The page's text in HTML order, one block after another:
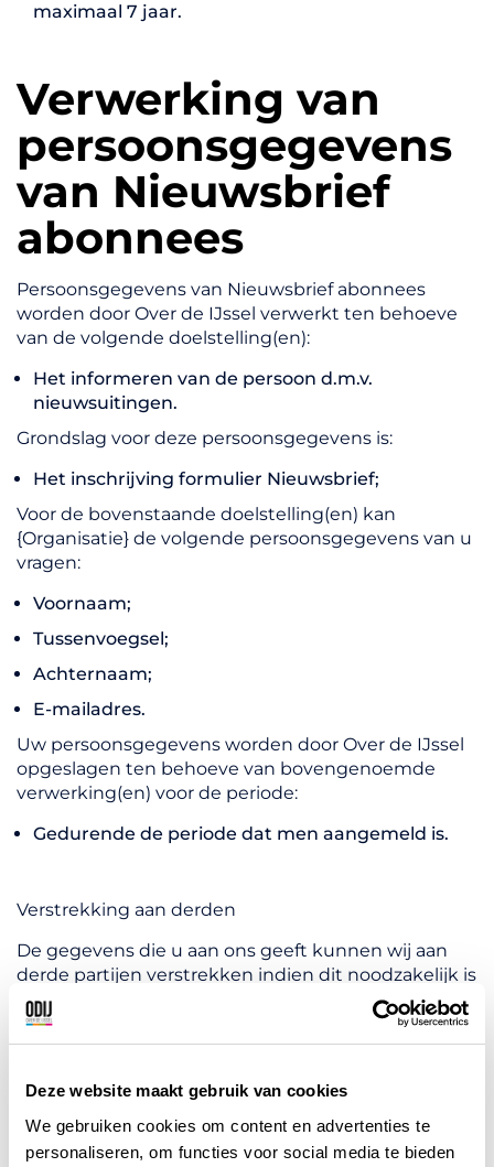
Deze website maakt gebruik van cookies
We gebruiken cookies om content en advertenties te
personaliseren, om functies voor social media te bieden
maximaal 7 jaar.
Verwerking van
persoonsgegevens
van Nieuwsbrief
abonnees
Persoonsgegevens van Nieuwsbrief abonnees
worden door Over de IJssel verwerkt ten behoeve
van de volgende doelstelling(en):
Het informeren van de persoon d.m.v.
nieuwsuitingen.
Grondslag voor deze persoonsgegevens is:
Het inschrijving formulier Nieuwsbrief;
Voor de bovenstaande doelstelling(en) kan
{Organisatie} de volgende persoonsgegevens van u
vragen:
Voornaam;
Tussenvoegsel;
Achternaam;
E-mailadres.
Uw persoonsgegevens worden door Over de IJssel
opgeslagen ten behoeve van bovengenoemde
verwerking(en) voor de periode:
Gedurende de periode dat men aangemeld is.
Verstrekking aan derden
De gegevens die u aan ons geeft kunnen wij aan
derde partijen verstrekken indien dit noodzakelijk is
voor uitvoering van de hierboven beschreven
doeleinden.
Het verzorgen van de leden administratie
– Het verzorgen van nieuwsbrieven en